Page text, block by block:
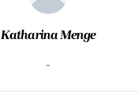
Katharina Menge
-